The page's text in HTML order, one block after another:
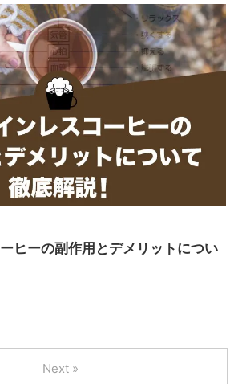
ヒーの副作用とデメリットについ
Next »